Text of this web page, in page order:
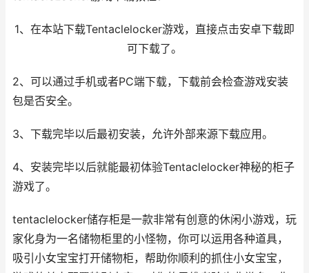
1、在本站下载Tentaclelocker游戏，直接点击安卓下载即
可下载了。
2、可以通过手机或者PC端下载，下载前会检查游戏安装
包是否安全。
3、下载完毕以后最初安装，允许外部来源下载应用。
4、安装完毕以后就能最初体验Tentaclelocker神秘的柜子
游戏了。
tentaclelocker储存柜是一款非常有创意的休闲小游戏，玩
家化身为一名储物柜里的小怪物，你可以运用各种道具，
吸引小女宝宝打开储物柜，帮助你顺利的抓住小女宝宝，